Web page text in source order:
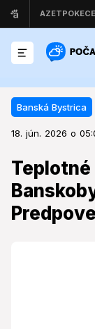
Banská Bystrica
18. jún. 2026 o
Banská Bystrica
Teplotné
Vo štvrtok
teplotami,